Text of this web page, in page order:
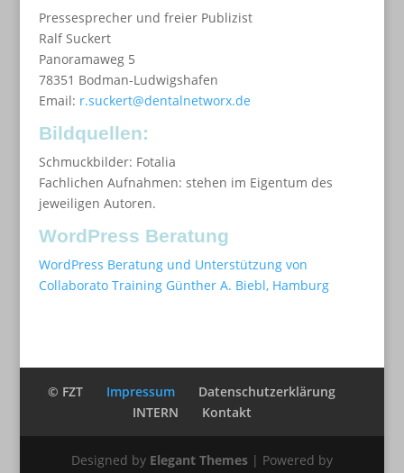
Pressesprecher und freier Publizist
Ralf Suckert
Panoramaweg 5
78351 Bodman-Ludwigshafen
Email: r.suckert@dentalnetworx.de
Bildquellen:
Schmuckbilder: Fotalia
Fachlichen Aufnahmen: stehen im Eigentum des
jeweiligen Autoren.
WordPress Beratung
WordPress Beratung und Unterstützung von
Collaborato Training Günther A. Biebl, Hamburg
© FZT Impressum
Datenschutzerklärung
INTERN
Kontakt
Designed by Elegant Themes| Powered by